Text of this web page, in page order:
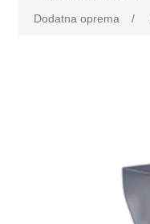
Dodatna oprema
/